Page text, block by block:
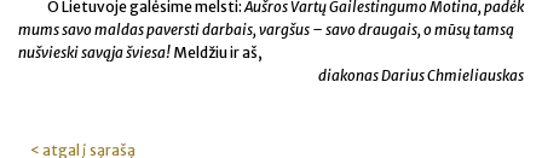
O Lietuvoje galėsime melsti:Aušros Vartų Gailestingumo Motina, padėk
mums savo maldas paversti darbais, vargšus – savo draugais, o mūsų tamsą
nušvieski savąja šviesa! Meldžiu ir aš,
diakonas Darius Chmieliauskas
< atgal į sąrašą